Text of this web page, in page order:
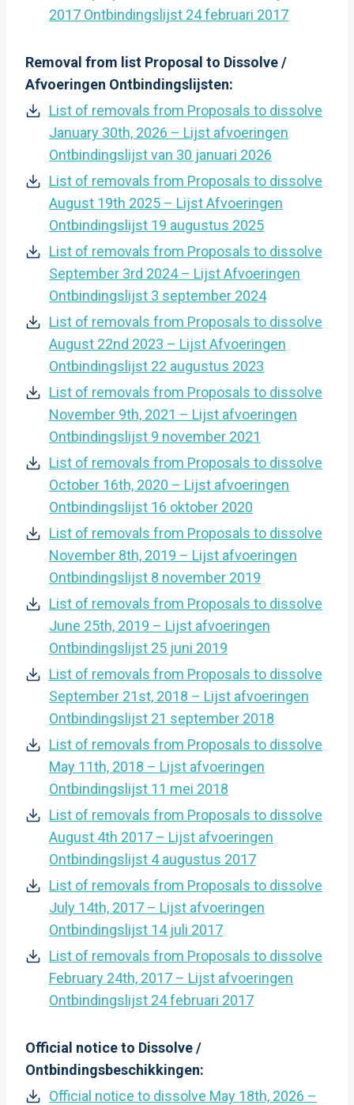
2017 Ontbindingslijst 24 februari 2017
Removal from list Proposal to Dissolve /
Afvoeringen Ontbindingslijsten:
List of removals from Proposals to dissolve
January 30th, 2026 – Lijst afvoeringen
Ontbindingslijst van 30 januari 2026
List of removals from Proposals to dissolve
August 19th 2025 – Lijst Afvoeringen
Ontbindingslijst 19 augustus 2025
List of removals from Proposals to dissolve
September 3rd 2024 – Lijst Afvoeringen
Ontbindingslijst 3 september 2024
List of removals from Proposals to dissolve
August 22nd 2023 – Lijst Afvoeringen
Ontbindingslijst 22 augustus 2023
List of removals from Proposals to dissolve
November 9th, 2021 – Lijst afvoeringen
Ontbindingslijst 9 november 2021
List of removals from Proposals to dissolve
October 16th, 2020 – Lijst afvoeringen
Ontbindingslijst 16 oktober 2020
List of removals from Proposals to dissolve
November 8th, 2019 – Lijst afvoeringen
Ontbindingslijst 8 november 2019
List of removals from Proposals to dissolve
June 25th, 2019 – Lijst afvoeringen
Ontbindingslijst 25 juni 2019
List of removals from Proposals to dissolve
September 21st, 2018 – Lijst afvoeringen
Ontbindingslijst 21 september 2018
List of removals from Proposals to dissolve
May 11th, 2018 – Lijst afvoeringen
Ontbindingslijst 11 mei 2018
List of removals from Proposals to dissolve
August 4th 2017 – Lijst afvoeringen
Ontbindingslijst 4 augustus 2017
List of removals from Proposals to dissolve
July 14th, 2017 – Lijst afvoeringen
Ontbindingslijst 14 juli 2017
List of removals from Proposals to dissolve
February 24th, 2017 – Lijst afvoeringen
Ontbindingslijst 24 februari 2017
Official notice to Dissolve /
Ontbindingsbeschikkingen:
Official notice to dissolve May 18th, 2026 –